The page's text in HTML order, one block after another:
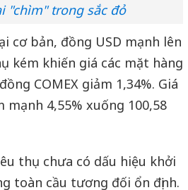
"chìm" trong sắc đỏ
cơ bản, đồng USD mạnh lên
kém khiến giá các mặt hàng
COMEX giảm 1,34%. Giá
mạnh 4,55% xuống 100,58
thụ chưa có dấu hiệu khởi
toàn cầu tương đối ổn định.